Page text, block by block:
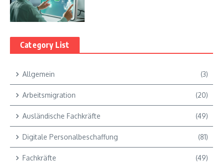
Category List
Allgemein (3)
Arbeitsmigration (20)
Ausländische Fachkräfte (49)
Digitale Personalbeschaffung (81)
Fachkräfte (49)